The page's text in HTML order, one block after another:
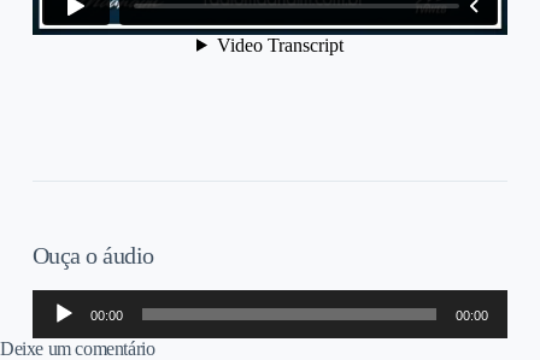
Ouça o áudio
Tocador
áudio
00:00 00:00
Deixe um comentário